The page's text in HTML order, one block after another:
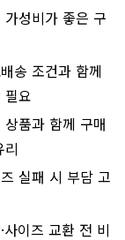
가성비가 좋은 구
송 조건과 함께
필요
상품과 함께 구매
리
실패 시 부담 고
사이즈 교환 전 비